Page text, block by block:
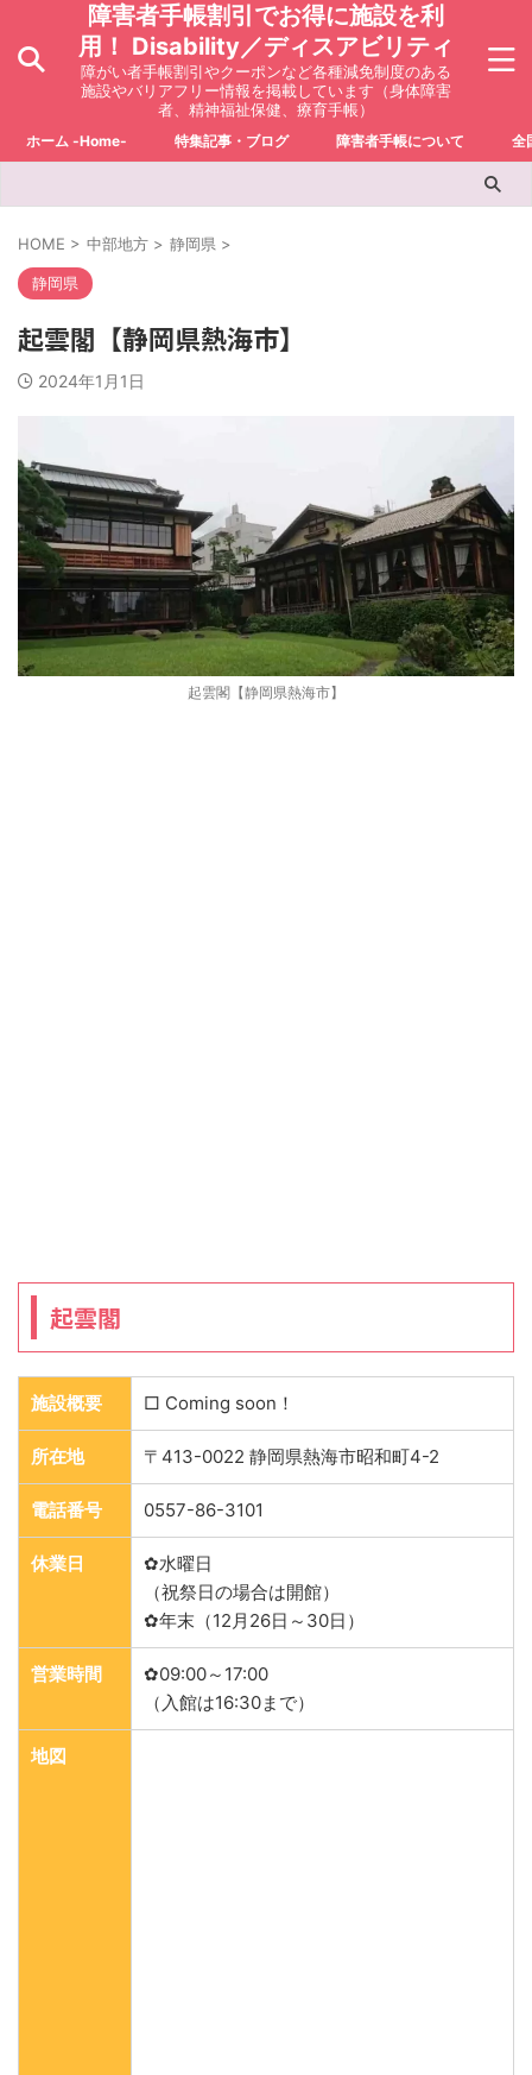
障害者手帳割引でお得に施設を利
用！ Disability／ディスアビリティ
障がい者手帳割引やクーポンなど各種減免制度のある
施設やバリアフリー情報を掲載しています（身体障害
者、精神福祉保健、療育手帳）
ホーム -Home- 特集記事・ブログ 障害者手帳について 全
HOME > 中部地方 > 静岡県 >
静岡県
起雲閣【静岡県熱海市】
2024年1月1日
起雲閣【静岡県熱海市】
起雲閣
施設概要 □ Coming soon！
所在地 〒413-0022 静岡県熱海市昭和町4-2
電話番号 0557-86-3101
休業日
✿水曜日
（祝祭日の場合は開館）
✿年末（12月26日～30日）
営業時間
✿09:00～17:00
（入館は16:30まで）
地図